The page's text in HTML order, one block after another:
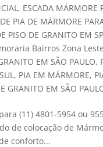
, ESCADA MÁRMORE
PIA DE MÁRMORE
PISO DE GRANITO EM SP
Bairros Zona Leste
EM SÃO PAULO,
, PIA EM MÁRMORE,
GRANITO EM SÃO
(11) 4801-5954 ou
de colocação de
conforto...